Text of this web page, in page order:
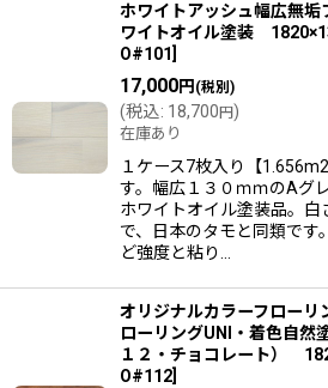
ホワイトアッシュ幅広無垢
ワイトオイル塗装
O#101
17,000円 (税別)
(税込: 18,700 円 )
在庫あり
１ケース7枚入り【
す。幅広１３０ｍｍのAグ
ホワイトオイル塗装品。白
で、日本のタモと同類です
ど強度と粘り…
オリジナルカラーフロー
ローリングUNI・着色自然
１２・チョコレート）
O#112